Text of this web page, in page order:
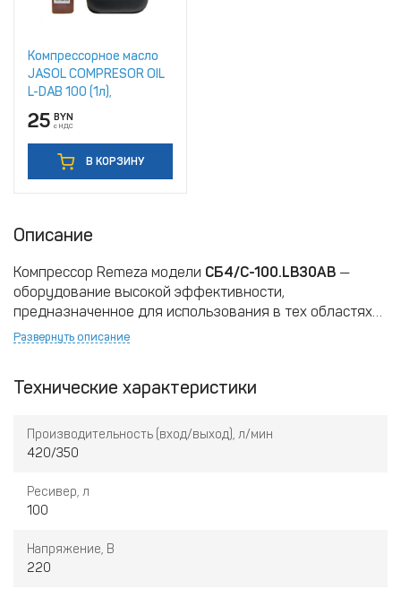
Компрессорное масло
JASOL COMPRESOR OIL
L-DAB 100 (1л),
разливное
25 BYN
с НДС
В КОРЗИНУ
Описание
Компрессор Remeza модели СБ4/С-100.LB30АВ —
оборудование высокой эффективности,
предназначенное для использования в тех областях
применения, где для работы требуется сжатый воздух.
вертикальным ресивером. Это позволяет
как он занимает очень мало места. Оборудование
имеет высокий КПД: производительность составляет
Развернуть описание
Технические характеристики
Производительность (вход/выход), л/мин
420/350
Ресивер, л
100
Напряжение, В
220